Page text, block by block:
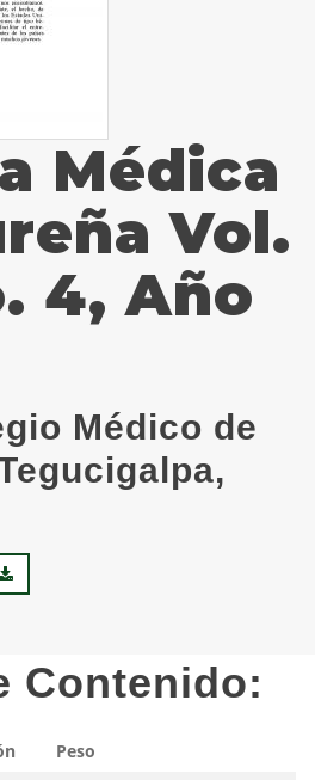
Médica
Vol.
4, Año
Médico de
Contenido:
Peso